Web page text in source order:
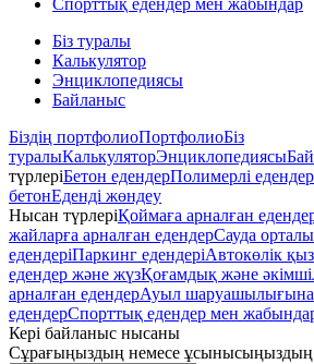
Спорттық едендер мен жабындар
Біз туралы
Калькулятор
Энциклопедиясы
Байланыс
Біздің портфолиоПортфолиоБіз
туралыКалькуляторЭнциклопедиясы
түрлеріБетон едендерПолимерлі едендер
бетонЕденді жөндеу
Нысан түрлеріҚоймаға арналған
жайларға арналған едендерСауда
едендеріПаркинг едендеріАвтокөлік
едендер және жүзҚоғамдық және
арналған едендерАуыл шаруашылығына
едендерСпорттық едендер мен
Кері байланыс нысаны
Сұрағыңыздың немесе ұсынысыңыздың